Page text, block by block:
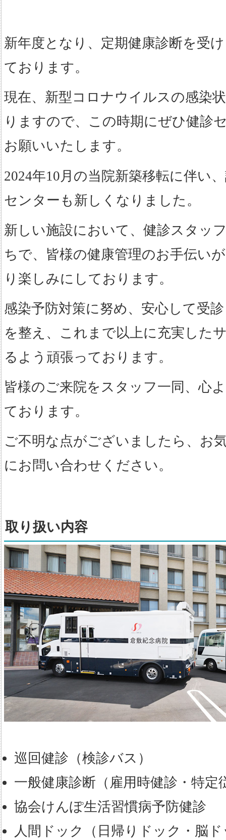
新年度となり、定期健康診断を受
ております。
現在、新型コロナウイルスの感染
りますので、この時期にぜひ健診
お願いいたします。
2024年10月の当院新築移転に伴い
センターも新しくなりました。
新しい施設において、健診スタッ
ちで、皆様の健康管理のお手伝い
り楽しみにしております。
感染予防対策に努め、安心して受
を整え、これまで以上に充実した
るよう頑張っております。
皆様のご来院をスタッフ一同、心
ております。
ご不明な点がございましたら、お
にお問い合わせください。
取り扱い内容
巡回健診（検診バス）
一般健康診断（雇用時健診・特定
協会けんぽ生活習慣病予防健診
人間ドック（日帰りドック・脳